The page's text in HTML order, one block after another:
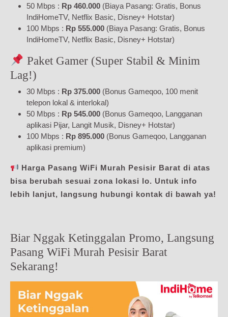
50 Mbps : Rp 460.000 (Biaya Pasang: Gratis, Bonus
IndiHomeTV, Netflix Basic, Disney+ Hotstar)
100 Mbps : Rp 555.000 (Biaya Pasang: Gratis, Bonus
IndiHomeTV, Netflix Basic, Disney+ Hotstar)
Paket Gamer (Super Stabil & Minim
Lag!)
30 Mbps : Rp 375.000 (Bonus Gameqoo, 100 menit
telepon lokal & interlokal)
50 Mbps : Rp 545.000 (Bonus Gameqoo, Langganan
aplikasi Pijar, Langit Musik, Disney+ Hotstar)
100 Mbps : Rp 895.000 (Bonus Gameqoo, Langganan
aplikasi premium)
Harga Pasang WiFi Murah Pesisir Barat di atas
bisa berubah sesuai zona lokasi lo. Untuk info
lebih lanjut, langsung hubungi kontak di bawah ya!
Biar Nggak Ketinggalan Promo, Langsung
Pasang WiFi Murah Pesisir Barat
Sekarang!